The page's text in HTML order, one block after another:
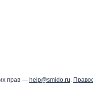
прав — help@smido.ru.